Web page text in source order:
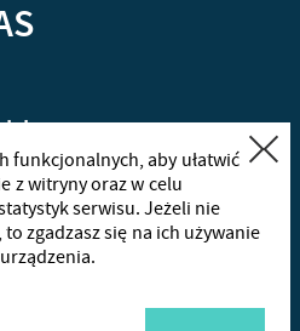
funkcjonalnych, aby ułatwić
z witryny oraz w celu
serwisu. Jeżeli nie
zgadzasz się na ich używanie